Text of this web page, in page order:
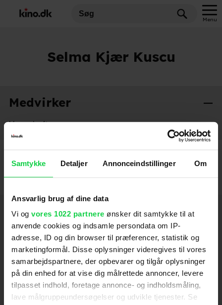
Samtykke Detaljer Annonceindstillinger Om
Ansvarlig brug af dine data
Vi og vores 1022 partnere ønsker dit samtykke til at
anvende cookies og indsamle persondata om IP-
adresse, ID og din browser til præferencer, statistik og
marketingformål. Disse oplysninger videregives til vores
samarbejdspartnere, der opbevarer og tilgår oplysninger
på din enhed for at vise dig målrettede annoncer, levere
tilpasset indhold, foretage annonce- og indholdsmåling,
lave målgruppeundersøgelser og udvikle tjenester. Se
Menu
Selma Kjær Kuscu
Medvirker
Vores Løfte 2026
Hold dig opdateret
Send
Ved tilmelding accepterer jeg samtidig
Kino.dks Markedsføringssamtykke